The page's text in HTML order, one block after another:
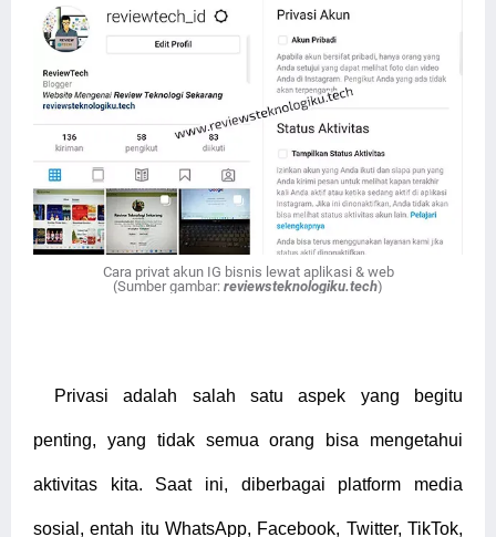
Cara privat akun IG bisnis lewat aplikasi & web
(Sumber gambar: reviewsteknologiku.tech)
Privasi adalah salah satu aspek yang begitu
penting, yang tidak semua orang bisa mengetahui
aktivitas kita. Saat ini, diberbagai platform media
sosial, entah itu WhatsApp, Facebook, Twitter, TikTok,